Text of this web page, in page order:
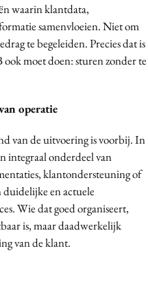
waarin klantdata,
samenvloeien. Niet om
te begeleiden. Precies dat is
moet doen: sturen zonder te
operatie
van de uitvoering is voorbij. In
integraal onderdeel van
klantondersteuning of
en actuele
Wie dat goed organiseert,
is, maar daadwerkelijk
van de klant.